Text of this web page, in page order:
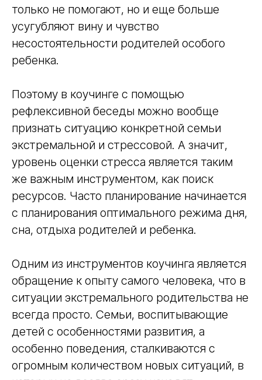
только не помогают, но и еще больше
усугубляют вину и чувство
несостоятельности родителей особого
ребенка.
Поэтому в коучинге с помощью
рефлексивной беседы можно вообще
признать ситуацию конкретной семьи
экстремальной и стрессовой. А значит,
уровень оценки стресса является таким
же важным инструментом, как поиск
ресурсов. Часто планирование начинается
с планирования оптимального режима дня,
сна, отдыха родителей и ребенка.
Одним из инструментов коучинга является
обращение к опыту самого человека, что в
ситуации экстремального родительства не
всегда просто. Семьи, воспитывающие
детей с особенностями развития, а
особенно поведения, сталкиваются с
огромным количеством новых ситуаций, в